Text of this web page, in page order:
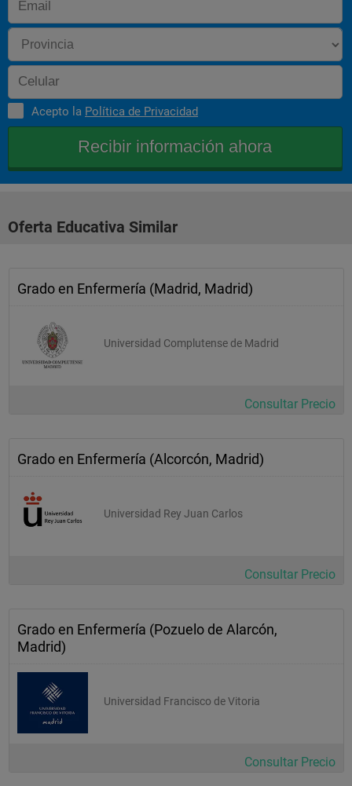
Acepto la Política de Privacidad
Oferta Educativa Similar
Grado en Enfermería (Madrid, Madrid)
Universidad Complutense de Madrid
Consultar Precio
Grado en Enfermería (Alcorcón, Madrid)
Universidad Rey Juan Carlos
Consultar Precio
Grado en Enfermería (Pozuelo de Alarcón,
Madrid)
Universidad Francisco de Vitoria
Consultar Precio